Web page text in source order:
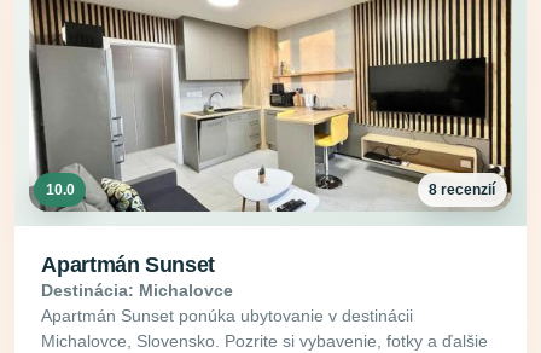
10.0 8 recenzií
Apartmán Sunset
Destinácia: Michalovce
Apartmán Sunset ponúka ubytovanie v destinácii
Michalovce, Slovensko. Pozrite si vybavenie, fotky a ďalšie